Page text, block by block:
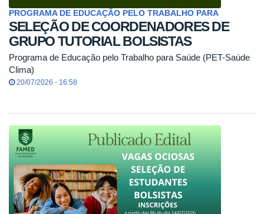
PROGRAMA DE EDUCAÇÃO PELO TRABALHO PARA
SELEÇÃO DE COORDENADORES DE
GRUPO TUTORIAL BOLSISTAS
Programa de Educação pelo Trabalho para Saúde (PET-Saúde
Clima)
20/07/2026 - 16:58